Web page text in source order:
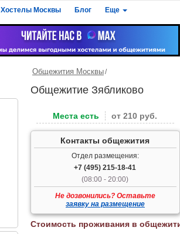
Хостелы Москвы Блог Еще
Общежития Москвы
Общежитие Зябликово
Места есть от 210 руб.
Контакты общежития
Отдел размещения:
+7 (495) 215-18-41
(08:00 - 20:00)
Не дозвонились? Оставьте
заявку на размещение
Стоимость проживания в